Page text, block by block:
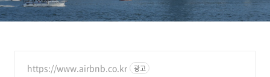
https://www.airbnb.co.kr 광고